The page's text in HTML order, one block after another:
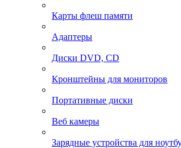
Карты флеш памяти
Адаптеры
Диски DVD, CD
Кронштейны для мониторов
Портативные диски
Веб камеры
Зарядные устройства для